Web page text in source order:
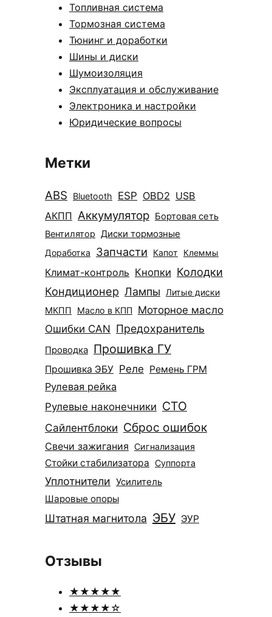
Топливная система
Тормозная система
Тюнинг и доработки
Шины и диски
Шумоизоляция
Эксплуатация и обслуживание
Электроника и настройки
Юридические вопросы
Метки
ABS Bluetooth ESP OBD2 USB
АКПП Аккумулятор Бортовая сеть
Вентилятор Диски тормозные
Доработка Запчасти Капот Клеммы
Климат-контроль Кнопки Колодки
Кондиционер Лампы Литые диски
МКПП Масло в КПП
Моторное масло
Ошибки CAN Предохранитель
Проводка Прошивка ГУ
Прошивка ЭБУ Реле Ремень ГРМ
Рулевая рейка
Рулевые наконечники СТО
Сайлентблоки Сброс ошибок
Свечи зажигания Сигнализация
Стойки стабилизатора Суппорта
Уплотнители Усилитель
Шаровые опоры
Штатная магнитола ЭБУ ЭУР
Отзывы
★★★★★
★★★★☆